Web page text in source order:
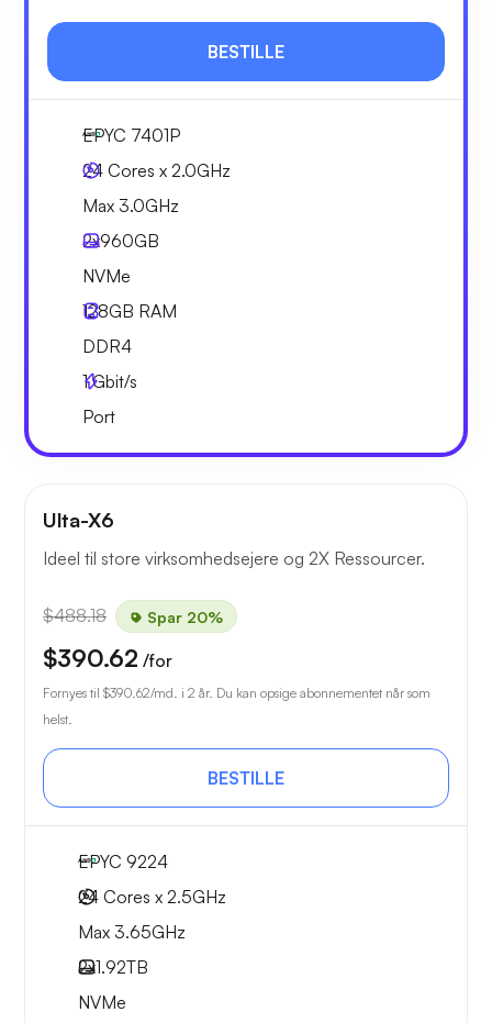
BESTILLE
EPYC 7401P
24 Cores x 2.0GHz
Max 3.0GHz
2x960GB
NVMe
128GB RAM
DDR4
1Gbit/s
Port
Ulta-X6
Ideel til store virksomhedsejere og 2X Ressourcer.
$488.18 Spar 20%
$390.62 /for
Fornyes til $390.62/md. i 2 år. Du kan opsige abonnementet når som
helst.
BESTILLE
EPYC 9224
24 Cores x 2.5GHz
Max 3.65GHz
2x1.92TB
NVMe